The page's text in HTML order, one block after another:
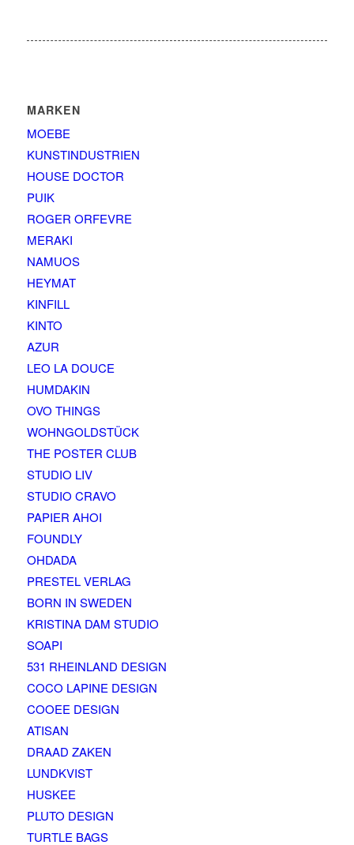
MARKEN
MOEBE
KUNSTINDUSTRIEN
HOUSE DOCTOR
PUIK
ROGER ORFEVRE
MERAKI
NAMUOS
HEYMAT
KINFILL
KINTO
AZUR
LEO LA DOUCE
HUMDAKIN
OVO THINGS
WOHNGOLDSTÜCK
THE POSTER CLUB
STUDIO LIV
STUDIO CRAVO
PAPIER AHOI
FOUNDLY
OHDADA
PRESTEL VERLAG
BORN IN SWEDEN
KRISTINA DAM STUDIO
SOAPI
531 RHEINLAND DESIGN
COCO LAPINE DESIGN
COOEE DESIGN
ATISAN
DRAAD ZAKEN
LUNDKVIST
HUSKEE
PLUTO DESIGN
TURTLE BAGS